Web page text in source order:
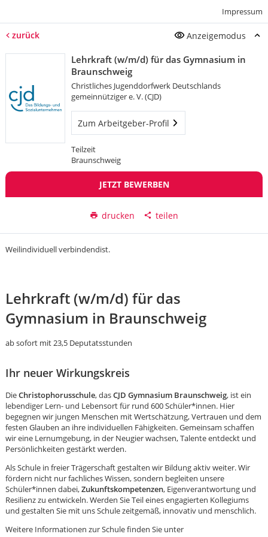
Impressum
zurück Anzeigemodus
Lehrkraft (w/m/d) für das Gymnasium in
Braunschweig
Christliches Jugenddorfwerk Deutschlands
gemeinnütziger e. V. (CJD)
Zum Arbeitgeber-Profil
Teilzeit
Braunschweig
JETZT BEWERBEN
drucken teilen
Weilindividuell verbindendist.
Lehrkraft (w/m/d) für das
Gymnasium in Braunschweig
ab sofort mit 23,5 Deputatsstunden
Ihr neuer Wirkungskreis
DieChristophorusschule, dasCJD Gymnasium Braunschweig, ist ein
lebendiger Lern- und Lebensort für rund 600 Schüler*innen. Hier
begegnen wir jungen Menschen mit Wertschätzung, Vertrauen und dem
festen Glauben an ihre individuellen Fähigkeiten. Gemeinsam schaffen
wir eine Lernumgebung, in der Neugier wachsen, Talente entdeckt und
Persönlichkeiten gestärkt werden.
Als Schule in freier Trägerschaft gestalten wir Bildung aktiv weiter. Wir
fördern nicht nur fachliches Wissen, sondern begleiten unsere
Schüler*innen dabei,Zukunftskompetenzen, Eigenverantwortung und
Resilienz zu entwickeln. Werden Sie Teil eines engagierten Kollegiums
und gestalten Sie mit uns Schule zeitgemäß, innovativ und menschlich.
Weitere Informationen zur Schule finden Sie unter
Karte anzeigen